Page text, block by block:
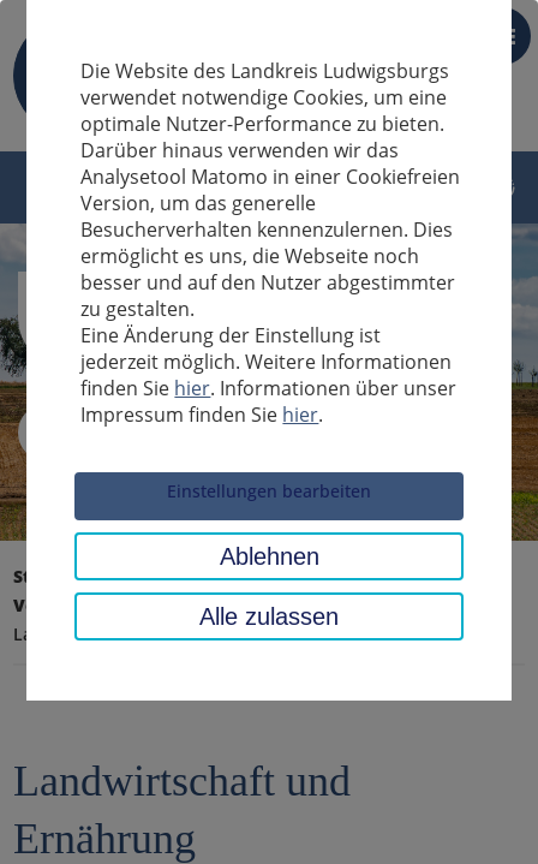
DE
Sucheingabe
Startseite
Umwelt, Technik, Klimaschutz
Verbraucher, Landwirtschaft & Steillagen
Landwirtschaft und Ernährung
Landwirtschaft und
Ernährung
Die Website des Landkreis Ludwigsburgs
verwendet notwendige Cookies, um eine
optimale Nutzer-Performance zu bieten.
Darüber hinaus verwenden wir das
Analysetool Matomo in einer Cookiefreien
Version, um das generelle
Besucherverhalten kennenzulernen. Dies
ermöglicht es uns, die Webseite noch
besser und auf den Nutzer abgestimmter
zu gestalten.
Eine Änderung der Einstellung ist
jederzeit möglich. Weitere Informationen
finden Sie hier. Informationen über unser
Impressum finden Sie hier.
Einstellungen bearbeiten
Ablehnen
Alle zulassen